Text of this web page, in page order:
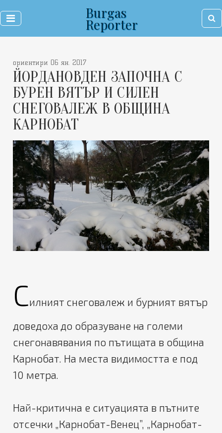
Burgas
Reporter
ориентири 06 ян. 2017
ЙОРДАНОВДЕН ЗАПОЧНА С
БУРЕН ВЯТЪР И СИЛЕН
СНЕГОВАЛЕЖ В ОБЩИНА
КАРНОБАТ
Силният снеговалеж и бурният вятър
доведоха до образуване на големи
снегонавявания по пътищата в община
Карнобат. На места видимостта е под
10 метра.
Най-критична е ситуацията в пътните
отсечки „Карнобат-Венец”, „Карнобат-